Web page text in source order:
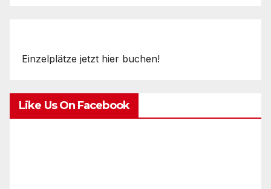
Einzelplätze jetzt hier buchen!
Like Us On Facebook